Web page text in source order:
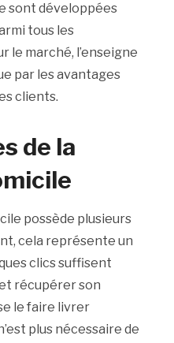
sont développées
tous les
le marché, l’enseigne
par les avantages
clients.
de la
possède plusieurs
cela représente un
clics suffisent
récupérer son
le faire livrer
plus nécessaire de